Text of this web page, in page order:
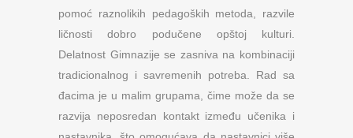
pomoć raznolikih pedagoških metoda, razvile
ličnosti dobro podučene opštoj kulturi.
Delatnost Gimnazije se zasniva na kombinaciji
tradicionalnog i savremenih potreba. Rad sa
đacima je u malim grupama, čime može da se
razvija neposredan kontakt između učenika i